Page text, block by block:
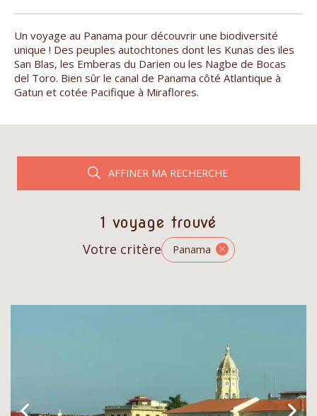
Un voyage au Panama pour découvrir une biodiversité
unique ! Des peuples autochtones dont les Kunas des iles
San Blas, les Emberas du Darien ou les Nagbe de Bocas
del Toro. Bien sûr le canal de Panama côté Atlantique à
Gatun et cotée Pacifique à Miraflores.
AFFINER MA RECHERCHE
1 voyage trouvé
Votre critère Panama